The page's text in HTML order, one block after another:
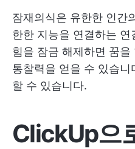
잠재의식은 유한한 인간
한한 지능을 연결하는
힘을 잠금 해제하면 꿈
통찰력을 얻을 수 있습
할 수 있습니다.
ClickUp으